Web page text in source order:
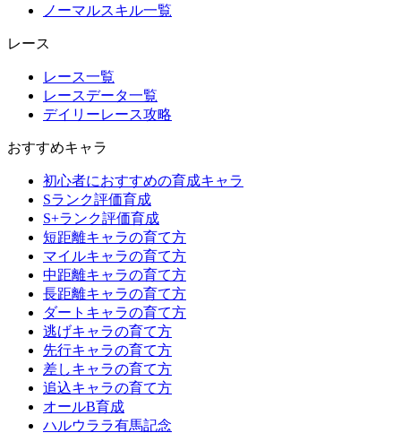
ノーマルスキル一覧
レース
レース一覧
レースデータ一覧
デイリーレース攻略
おすすめキャラ
初心者におすすめの育成キャラ
Sランク評価育成
S+ランク評価育成
短距離キャラの育て方
マイルキャラの育て方
中距離キャラの育て方
長距離キャラの育て方
ダートキャラの育て方
逃げキャラの育て方
先行キャラの育て方
差しキャラの育て方
追込キャラの育て方
オールB育成
ハルウララ有馬記念